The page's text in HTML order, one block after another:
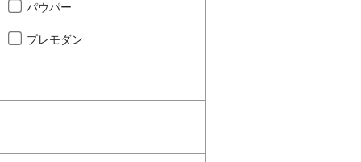
パウパー
プレモダン